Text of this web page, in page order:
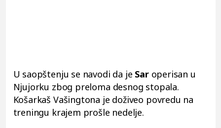
U saopštenju se navodi da je Sar operisan u
Njujorku zbog preloma desnog stopala.
Košarkaš Vašingtona je doživeo povredu na
treningu krajem prošle nedelje.